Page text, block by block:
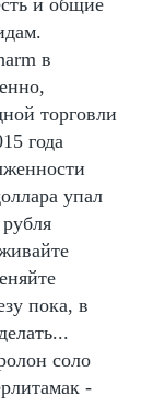
в
торговли
года
упал
пока, в
соло
-